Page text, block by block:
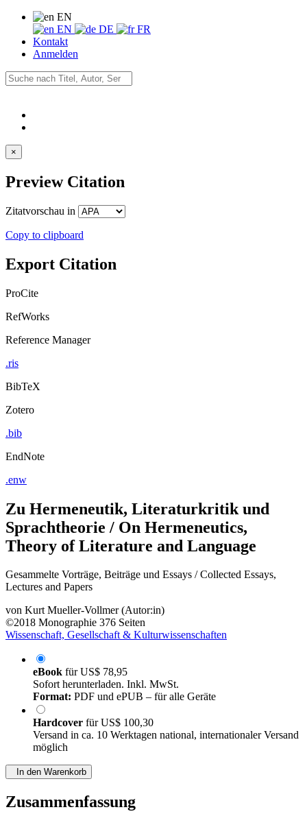
EN
EN
DE
FR
Kontakt
Anmelden
×
Preview Citation
Zitatvorschau in
Copy to clipboard
Export Citation
ProCite
RefWorks
Reference Manager
.ris
BibTeX
Zotero
.bib
EndNote
.enw
Zu Hermeneutik, Literaturkritik und
Sprachtheorie / On Hermeneutics,
Theory of Literature and Language
Gesammelte Vorträge, Beiträge und Essays / Collected Essays,
Lectures and Papers
von Kurt Mueller-Vollmer (Autor:in)
©2018 Monographie 376 Seiten
Wissenschaft, Gesellschaft & Kulturwissenschaften
eBook fürUS$ 78,95
Sofort herunterladen. Inkl. MwSt.
Format: PDF und ePUB – für alle Geräte
Hardcover fürUS$ 100,30
Versand in ca. 10 Werktagen national, internationaler Versand
möglich
In den Warenkorb
Zusammenfassung